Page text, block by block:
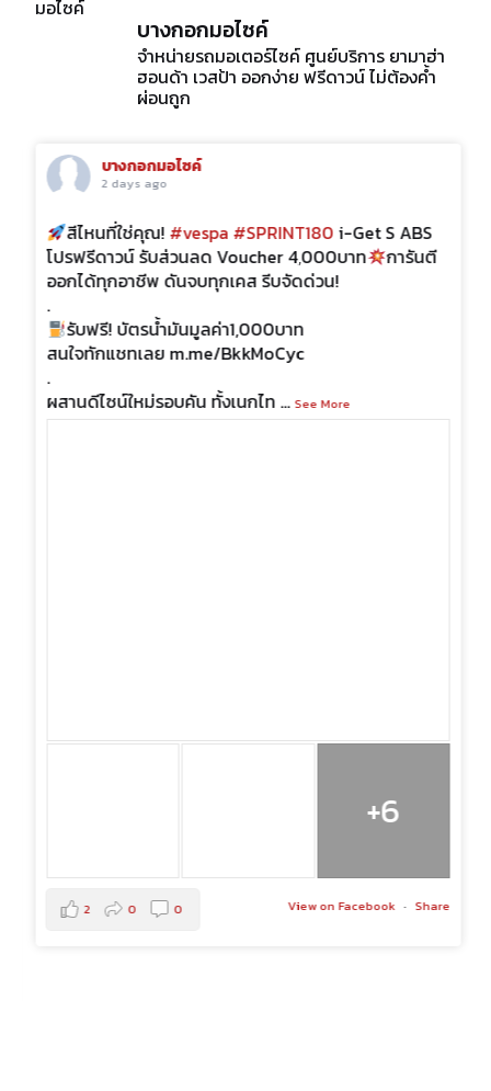
บางกอกมอไซค์
จำหน่ายรถมอเตอร์ไซค์ ศูนย์บริการ ยามาฮ่า
ฮอนด้า เวสป้า ออกง่าย ฟรีดาวน์ ไม่ต้องค้ำ
ผ่อนถูก
บางกอกมอไซค์
2 days ago
สีไหนที่ใช่คุณ! #vespa #SPRINT180i-Get S ABS
โปรฟรีดาวน์ รับส่วนลด Voucher 4,000บาท
การันตี
ออกได้ทุกอาชีพ ดันจบทุกเคส รีบจัดด่วน!
รับฟรี! บัตรน้ำมันมูลค่า1,000บาท
สนใจทักแชทเลย m.me/BkkMoCyc
ผสานดีไซน์ใหม่รอบคัน ทั้งเนกไท ... See More
+6
View on Facebook Share
2 0 0